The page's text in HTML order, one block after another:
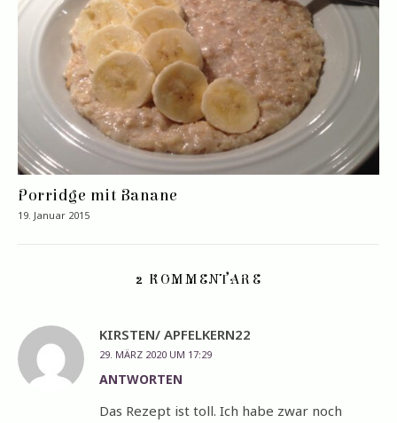
Porridge mit Banane
19. Januar 2015
2 KOMMENTARE
KIRSTEN/ APFELKERN22
29. MÄRZ 2020 UM 17:29
ANTWORTEN
Das Rezept ist toll. Ich habe zwar noch